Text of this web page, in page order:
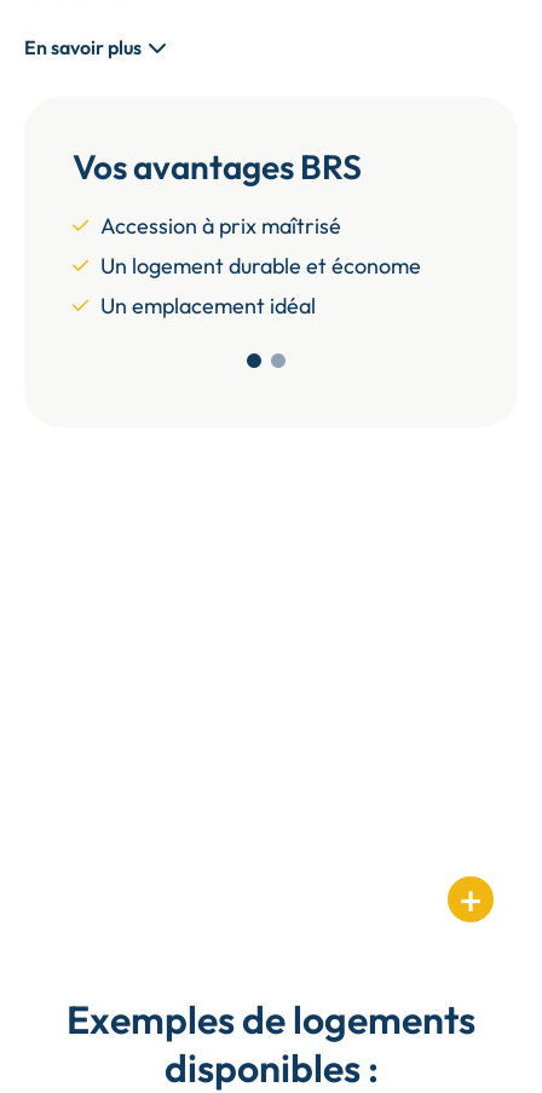
En savoir plus
Vos avantages BRS
Accession à prix maîtrisé
Un logement durable et économe
Un emplacement idéal
Exemples de logements
disponibles :